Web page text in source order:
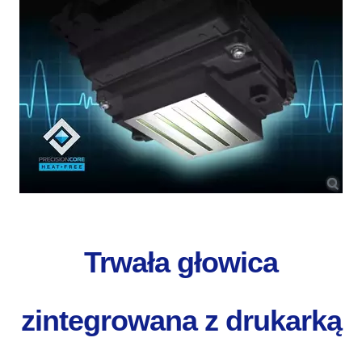
Trwała głowica
zintegrowana z drukarką